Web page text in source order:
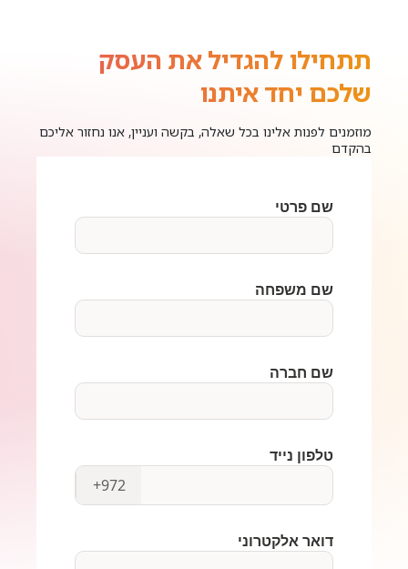
תתחילו להגדיל את העסק
שלכם יחד איתנו
מוזמנים לפנות אלינו בכל שאלה, בקשה ועניין, אנו נחזור אליכם
בהקדם